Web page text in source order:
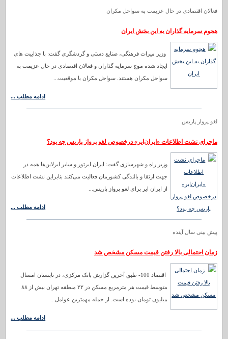
فعالان اقتصادی در حال عزیمت به سواحل مکران
هجوم سرمایه گذاران به این بخش ایران
وزیر میراث فرهنگی، صنایع دستی و گردشگری گفت: با جذابیت های
ایجاد شده موج سرمایه گذاران و فعالان اقتصادی در حال عزیمت به
سواحل مکران هستند. سواحل مکران با موقعیت...
ادامه مطلب ...
لغو پرواز پاریس
ماجرای نشت اطلاعات «ایران‌ایر» درخصوص لغو پرواز پاریس چه بود؟
وزیر راه و شهرسازی گفت: ایران ایرتور و سایر ایرلاین‌ها همه در
جهت ارتقا و بالندگی کشورمان فعالیت می‌کنند بنابراین نشت اطلاعات
از ایران ایر برای لغو پرواز پاریس...
ادامه مطلب ...
پیش بینی سال آینده
زمان احتمالی بالا رفتن قیمت مسکن مشخص شد
اقتصاد 100- طبق آخرین گزارش بانک مرکزی، در تابستان امسال
متوسط قیمت هر مترمربع مسکن در ۲۲ منطقه تهران بیش از ۸۸
میلیون تومان بوده است. از جمله مهمترین عوامل...
ادامه مطلب ...